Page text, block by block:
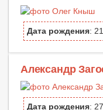
Дата рождения:
Александр
Дата рождения: